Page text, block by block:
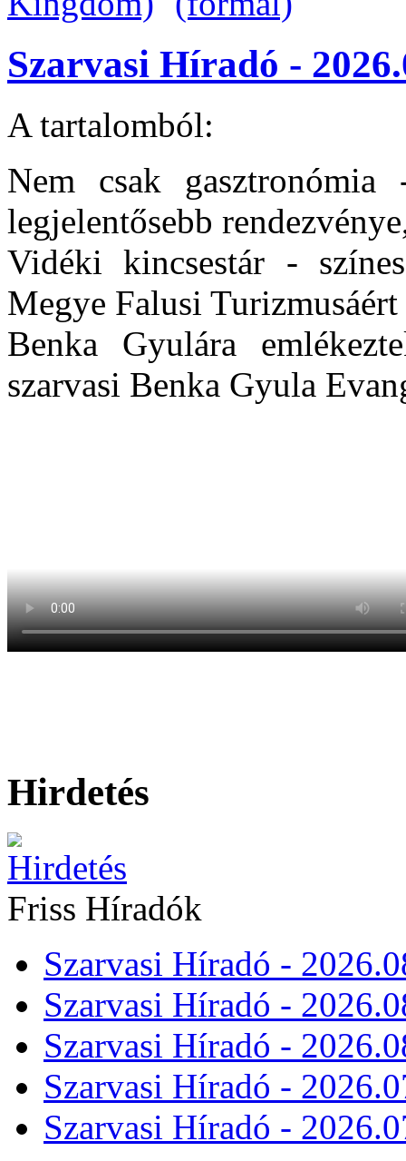
Szarvasi Híradó -
A tartalomból:
Nem csak
legjelentősebb
Vidéki kincsestár -
Megye Falusi
Benka Gyulára
szarvasi Benka Gyula
Hirdetés
Friss Híradók
Szarvasi Híradó -
Szarvasi Híradó -
Szarvasi Híradó -
Szarvasi Híradó -
Szarvasi Híradó -